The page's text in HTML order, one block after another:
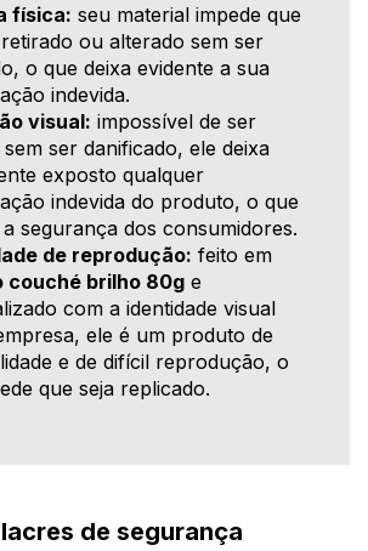
física: seu material impede que
ou alterado sem ser
o que deixa evidente a sua
indevida.
visual: impossível de ser
ser danificado, ele deixa
exposto qualquer
indevida do produto, o que
segurança dos consumidores.
de reprodução: feito em
couché brilho 80g e
com a identidade visual
ele é um produto de
e de difícil reprodução, o
que seja replicado.
de segurança